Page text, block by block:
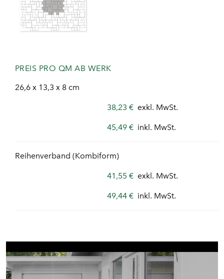
PREIS PRO QM AB WERK
26,6 x 13,3 x 8 cm
38,23 € exkl. MwSt.
45,49 € inkl. MwSt.
Reihenverband (Kombiform)
41,55 € exkl. MwSt.
49,44 € inkl. MwSt.